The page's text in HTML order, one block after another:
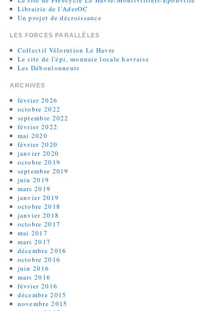
Librairie de l'AderOC
Un projet de décroissance
LES FORCES PARALLÈLES
Collectif Vélorution Le Havre
Le site de l'épi, monnaie locale havraise
Les Déboulonneurs
ARCHIVES
février 2026
octobre 2022
septembre 2022
février 2022
mai 2020
février 2020
janvier 2020
octobre 2019
septembre 2019
juin 2019
mars 2019
janvier 2019
octobre 2018
janvier 2018
octobre 2017
mai 2017
mars 2017
décembre 2016
octobre 2016
juin 2016
mars 2016
février 2016
décembre 2015
novembre 2015